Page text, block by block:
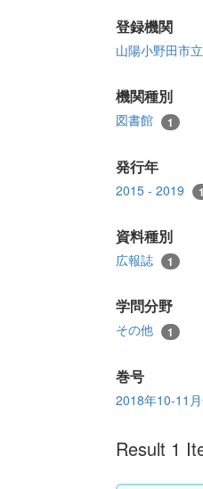
登録機関
山陽小野田市
機関種別
図書館 1
発行年
2015 - 2019 1
資料種別
広報誌 1
学問分野
その他 1
巻号
2018年10-11
Result 1